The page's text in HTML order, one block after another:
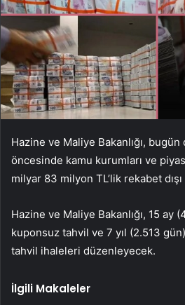
Hazine ve Maliye Bakanlığı,
öncesinde kamu kurumları ve
milyar 83 milyon TL’lik rekabet
Hazine ve Maliye Bakanlığı, 15 ay
kuponsuz tahvil ve 7 yıl (2.513
tahvil ihaleleri düzenleyecek.
İlgili Makaleler